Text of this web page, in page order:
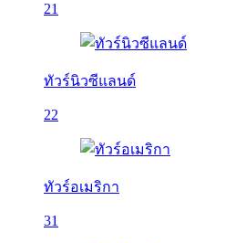
21
ทัวร์นิวซีแลนด์
22
ทัวร์อเมริกา
31